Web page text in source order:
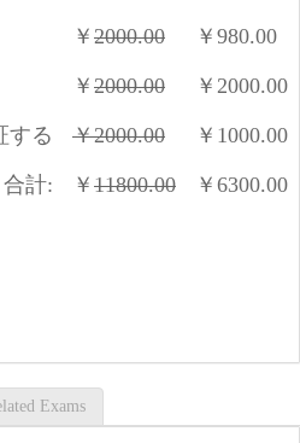
￥ 2000.00 ￥ 980.00
￥ 2000.00 ￥ 2000.00
する ￥2000.00 ￥ 1000.00
合計: ￥ 11800.00 ￥ 6300.00
Exams